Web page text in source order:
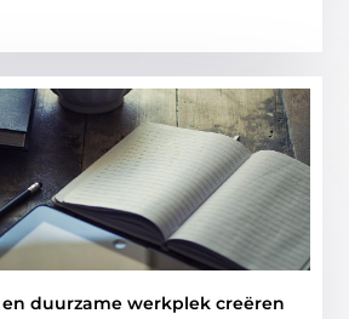
duurzame werkplek creëren